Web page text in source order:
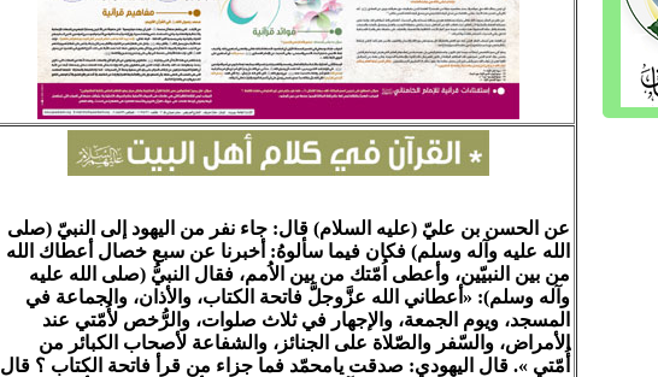
عن الحسن بن عليّ (عليه السلام) قال: جاء نفر من اليهود إلى النبيّ (صلى
الله عليه وآله وسلم) فكان فيما سألوهُ: أخبرنا عن سبع خصال أعطاك الله
من بين النبيّين، وأعطى اُمّتك من بين الاُمم، فقال النبيُّ (صلى الله عليه
وآله وسلم): «أعطاني الله عزَّوجلَّ فاتحة الكتاب، والأذان، والجماعة في
المسجد، ويوم الجمعة، والإجهار في ثلاث صلوات، والرُّخص لأُمّتي عند
الأمراض، والسّفر والصّلاة على الجنائز، والشفاعة لأصحاب الكبائر من
أُمّتي ». قال اليهودي: صدقت يامحمّد فما جزاء من قرأ فاتحة الكتاب ؟ قال